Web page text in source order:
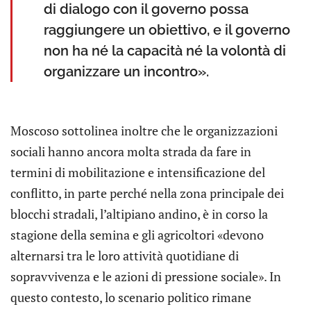
di dialogo con il governo possa
raggiungere un obiettivo, e il governo
non ha né la capacità né la volontà di
organizzare un incontro».
Moscoso sottolinea inoltre che le organizzazioni
sociali hanno ancora molta strada da fare in
termini di mobilitazione e intensificazione del
conflitto, in parte perché nella zona principale dei
blocchi stradali, l’altipiano andino, è in corso la
stagione della semina e gli agricoltori «devono
alternarsi tra le loro attività quotidiane di
sopravvivenza e le azioni di pressione sociale». In
questo contesto, lo scenario politico rimane